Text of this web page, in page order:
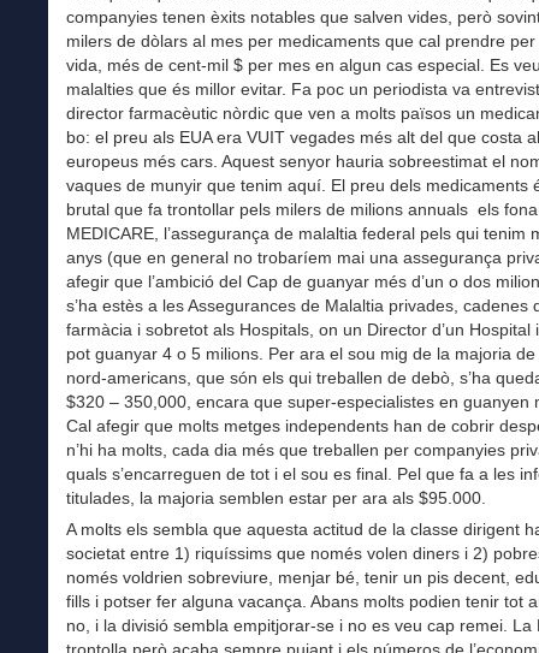
companyies tenen èxits notables que salven vides, però
milers de dòlars al mes per medicaments que cal prendre
vida, més de cent-mil $ per mes en algun cas especial. Es
malalties que és millor evitar. Fa poc un periodista va
director farmacèutic nòrdic que ven a molts països un
bo: el preu als EUA era VUIT vegades més alt del que costa
europeus més cars. Aquest senyor hauria sobreestimat el
vaques de munyir que tenim aquí. El preu dels medicaments
brutal que fa trontollar pels milers de milions annuals els
MEDICARE, l’assegurança de malaltia federal pels qui tenim
anys (que en general no trobaríem mai una assegurança
afegir que l’ambició del Cap de guanyar més d’un o dos
s’ha estès a les Assegurances de Malaltia privades, cadenes
farmàcia i sobretot als Hospitals, on un Director d’un Hospital
pot guanyar 4 o 5 milions. Per ara el sou mig de la majoria
nord-americans, que són els qui treballen de debò, s’ha
$320 – 350,000, encara que super-especialistes en guanyen
Cal afegir que molts metges independents han de cobrir
n’hi ha molts, cada dia més que treballen per companyies
quals s’encarreguen de tot i el sou es final. Pel que fa a les
titulades, la majoria semblen estar per ara als $95.000.
A molts els sembla que aquesta actitud de la classe dirigent
societat entre 1) riquíssims que només volen diners i 2)
només voldrien sobreviure, menjar bé, tenir un pis decent,
fills i potser fer alguna vacança. Abans molts podien tenir tot
no, i la divisió sembla empitjorar-se i no es veu cap remei. La